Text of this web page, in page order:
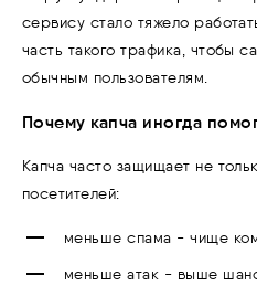
сервису стало тяжело
часть такого трафика, чтобы
обычным пользователям.
Почему капча иногда
Капча часто защищает не
посетителей:
меньше спама - чище
меньше атак - выше